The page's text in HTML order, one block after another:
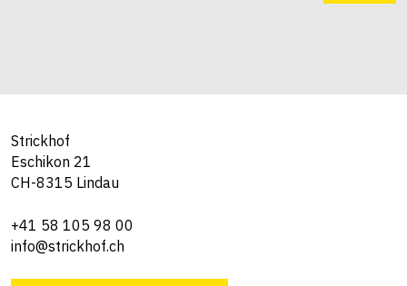
Strickhof
Eschikon 21
CH-8315 Lindau
+41 58 105 98 00
info@strickhof.ch